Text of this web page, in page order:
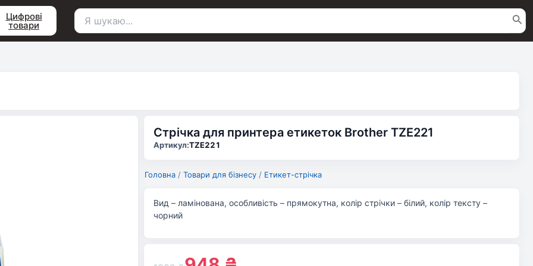
Цифрові
товари
Пошук
Стрічка для принтера етикеток Brother TZE221
Артикул:TZE221
Головна / Товари для бізнесу / Етикет-стрічка
Вид – ламінована, особливість – прямокутна, колір стрічки – білий, колір тексту –
чорний